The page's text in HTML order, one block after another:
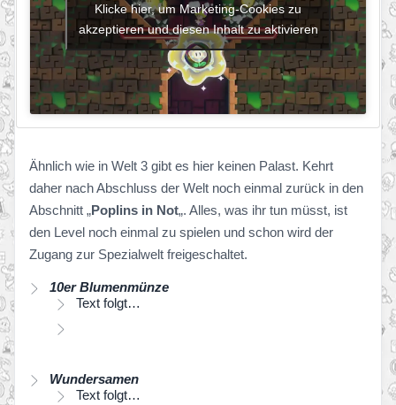
Klicke hier, um Marketing-Cookies zu
akzeptieren und diesen Inhalt zu aktivieren
Ähnlich wie in Welt 3 gibt es hier keinen Palast. Kehrt
daher nach Abschluss der Welt noch einmal zurück in den
Abschnitt „Poplins in Not„. Alles, was ihr tun müsst, ist
den Level noch einmal zu spielen und schon wird der
Zugang zur Spezialwelt freigeschaltet.
10er Blumenmünze
Text folgt…
Wundersamen
Text folgt…